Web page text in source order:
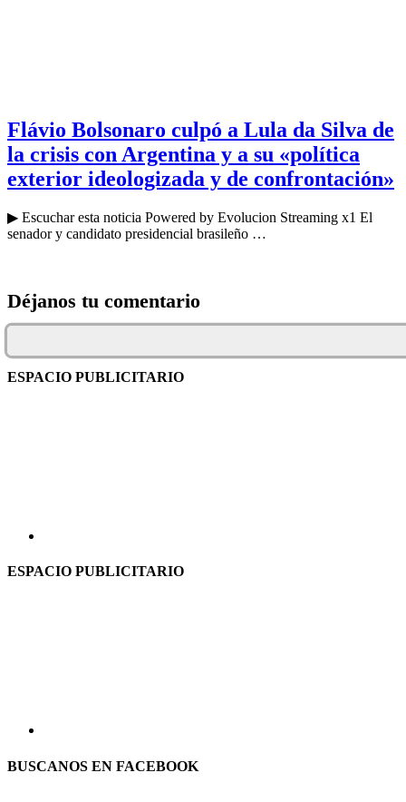
Flávio Bolsonaro culpó a Lula da Silva de
la crisis con Argentina y a su «política
exterior ideologizada y de confrontación»
▶ Escuchar esta noticia Powered by Evolucion Streaming x1 El
senador y candidato presidencial brasileño …
Déjanos tu comentario
ESPACIO PUBLICITARIO
ESPACIO PUBLICITARIO
BUSCANOS EN FACEBOOK